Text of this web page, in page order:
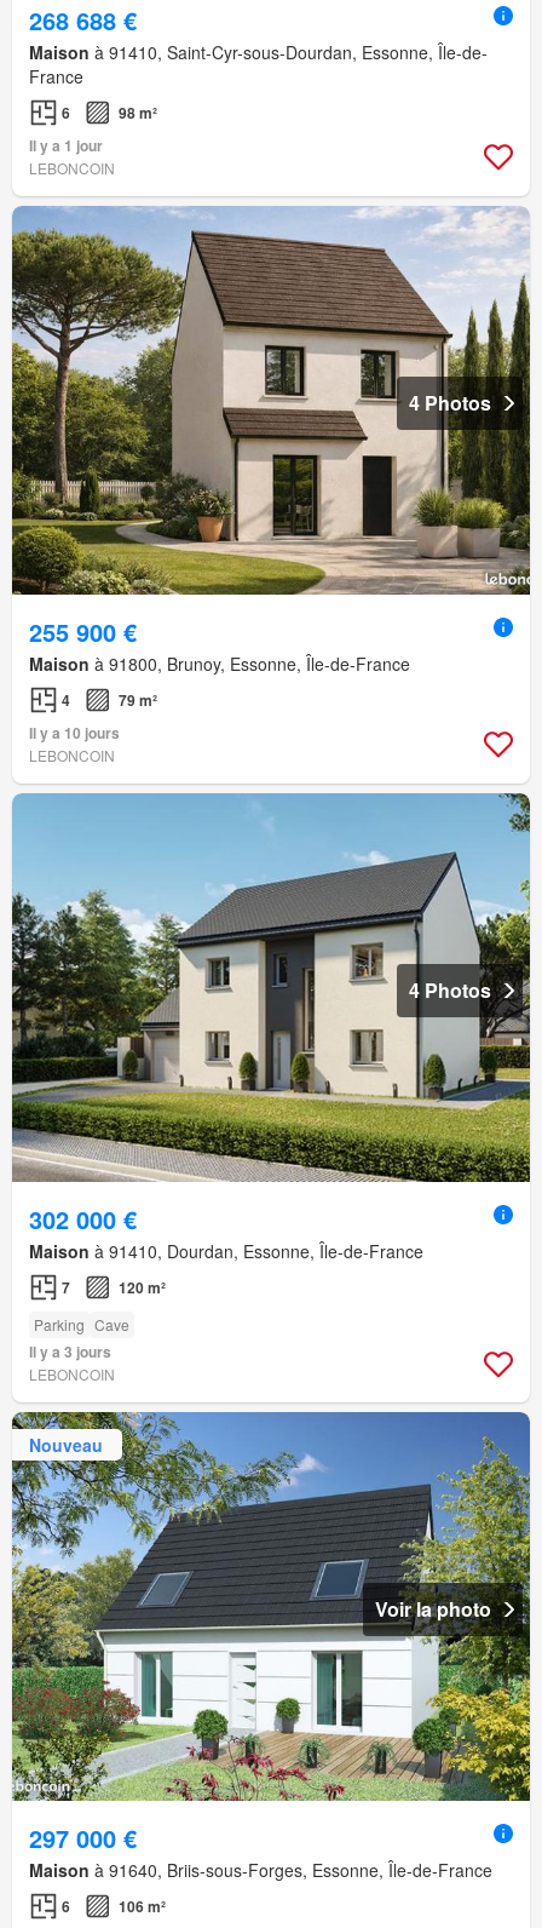
268 688 €
Maison à 91410, Saint-Cyr-sous-Dourdan, Essonne, Île-de-
France
6
98 m²
Il y a 1 jour
LEBONCOIN
4 Photos
255 900 €
Maison à 91800, Brunoy, Essonne, Île-de-France
4
79 m²
Il y a 10 jours
LEBONCOIN
4 Photos
302 000 €
Maison à 91410, Dourdan, Essonne, Île-de-France
7 120 m²
Parking Cave
Il y a 3 jours
LEBONCOIN
Nouveau
Voir la photo
297 000 €
Maison à 91640, Briis-sous-Forges, Essonne, Île-de-France
6 106 m²